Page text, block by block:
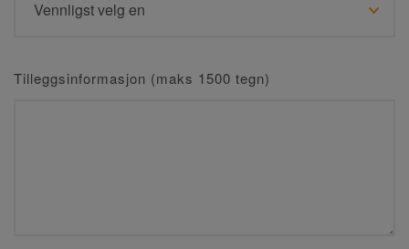
Tilleggsinformasjon (maks 1500 tegn)